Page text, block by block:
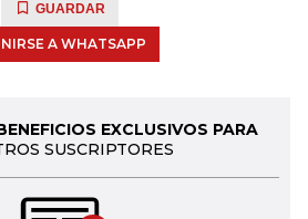
GUARDAR
A WHATSAPP
EXCLUSIVOS PARA
SUSCRIPTORES